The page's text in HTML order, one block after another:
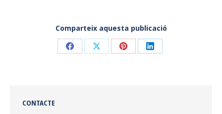
Comparteix aquesta publicació
ComparteixComparteixComparteixComparteix
CONTACTE